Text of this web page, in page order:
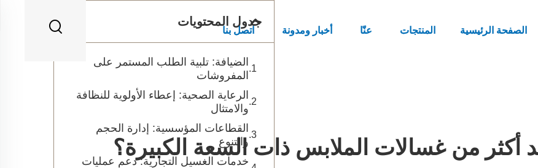
الصفحة الرئيسية المنتجات عنّا أخبار ومدونة اتصل بنا
أكثر من غسالات الملابس ذات السعة الكبيرة؟
جدول المحتويات
الضيافة: تلبية الطلب المستمر على
المفروشات
الرعاية الصحية: إعطاء الأولوية للنظافة
والامتثال
القطاعات المؤسسية: إدارة الحجم
والتنوع
خدمات الغسيل التجارية: دعم عمليات